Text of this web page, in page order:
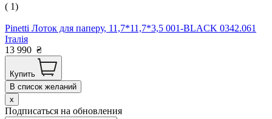
( 1)
Pinetti Лоток для паперу, 11,7*11,7*3,5 001-BLACK 0342.061
Італія
13 990 ₴
Купить
В список желаний
x
Подписаться на обновления